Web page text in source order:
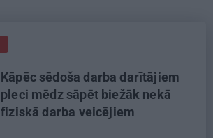
Kāpēc sēdoša darba darītājiem
pleci mēdz sāpēt biežāk nekā
fiziskā darba veicējiem